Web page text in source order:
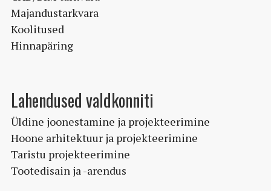
Majandustarkvara
Koolitused
Hinnapäring
Lahendused valdkonniti
Üldine joonestamine ja projekteerimine
Hoone arhitektuur ja projekteerimine
Taristu projekteerimine
Tootedisain ja -arendus